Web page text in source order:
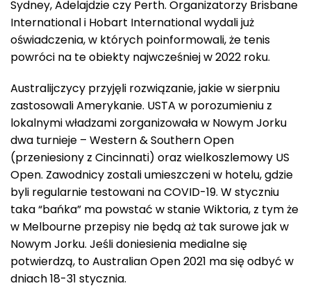
Sydney, Adelajdzie czy Perth. Organizatorzy Brisbane
International i Hobart International wydali już
oświadczenia, w których poinformowali, że tenis
powróci na te obiekty najwcześniej w 2022 roku.
Australijczycy przyjęli rozwiązanie, jakie w sierpniu
zastosowali Amerykanie. USTA w porozumieniu z
lokalnymi władzami zorganizowała w Nowym Jorku
dwa turnieje – Western & Southern Open
(przeniesiony z Cincinnati) oraz wielkoszlemowy US
Open. Zawodnicy zostali umieszczeni w hotelu, gdzie
byli regularnie testowani na COVID-19. W styczniu
taka “bańka” ma powstać w stanie Wiktoria, z tym że
w Melbourne przepisy nie będą aż tak surowe jak w
Nowym Jorku. Jeśli doniesienia medialne się
potwierdzą, to Australian Open 2021 ma się odbyć w
dniach 18-31 stycznia.